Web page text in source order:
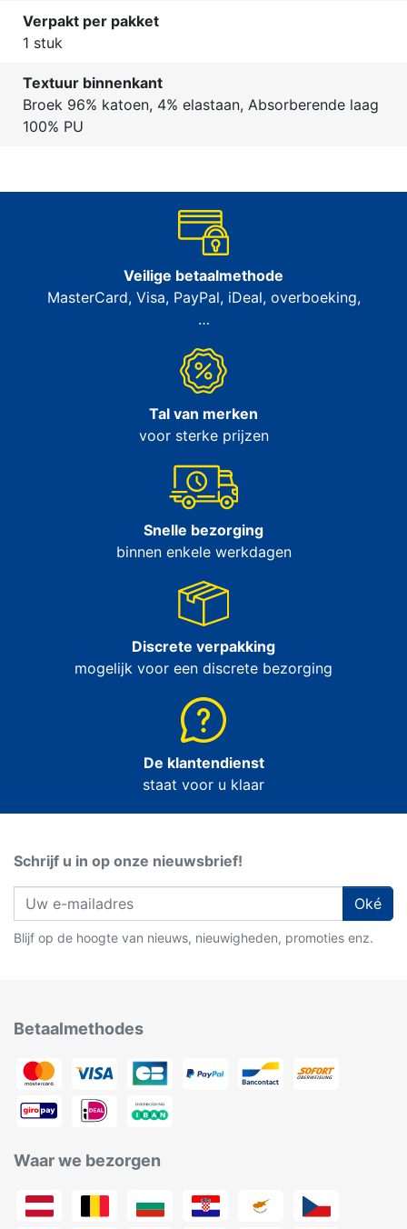
Verpakt per pakket
1 stuk
Textuur binnenkant
Broek 96% katoen, 4% elastaan, Absorberende laag
100% PU
Veilige betaalmethode
MasterCard, Visa, PayPal, iDeal, overboeking,
…
Tal van merken
voor sterke prijzen
Snelle bezorging
binnen enkele werkdagen
Discrete verpakking
mogelijk voor een discrete bezorging
De klantendienst
staat voor u klaar
Schrijf u in op onze nieuwsbrief!
Oké
Blijf op de hoogte van nieuws, nieuwigheden, promoties enz.
Betaalmethodes
Waar we bezorgen